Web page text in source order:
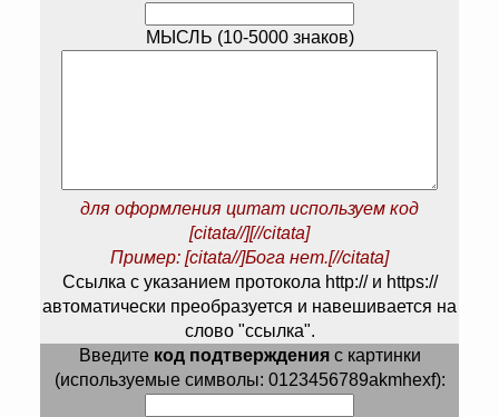
МЫСЛЬ (10-5000 знаков)
для оформления цитат используем код
[citata//][//citata]
Пример: [citata//]Бога нет.[//citata]
Ссылка с указанием протокола http:// и https://
автоматически преобразуется и навешивается на
слово "ссылка".
Введите код подтвержденияс картинки
(используемые символы: 0123456789akmhexf):